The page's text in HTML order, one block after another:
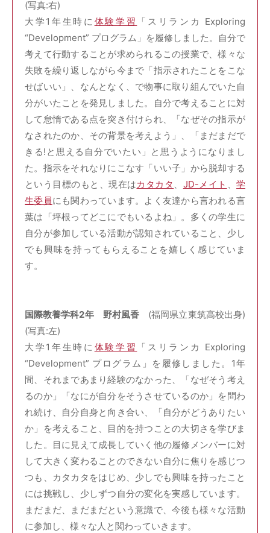
(写真:右)
大学1年生時に 体験学習
「スリランカ Exploring
“Development” プログラム」を履修しました。自分で
考えて行動することが求められるこの授業で、様々な
失敗を繰り返しながら今まで「指示されたことをこな
せばいい」、なんとなく、で物事に取り組んでいた自
分がいたことを発見しました。自分で考えることに対
して怠惰である点を突き付けられ、「なぜその指示が
なされたのか、その背景を考えよう」、「まだまだで
きる!と思える自分でいたい」と思うようになりまし
た。指示をそれなりにこなす「いい子」から脱却する
という目標のもと、現在はカタカタ 、 JD-メイト 、学
生委員にも関わっています。よく友達から言われる言
葉は「坪根ってどこにでもいるよね」。多くの学生に
自分が参加している活動が認知されていること、少し
でも興味を持ってもらえることを嬉しく感じていま
す。
国際教養学科2年 野村風香 (福岡県立東筑高校出身)
(写真:左)
大学1年生時に 体験学習
「スリランカ Exploring
“Development” プログラム」を履修しました。1年
間、それまであまり経験のなかった、「なぜそう考え
るのか」「なにが自分をそうさせているのか」を問わ
れ続け、自分自身と向き合い、「自分がどうありたい
か」を考えること、目的を持つことの大切さを学びま
した。目に見えて成長していく他の履修メンバーに対
して大きく変わることのできない自分に焦りを感じつ
つも、カタカタをはじめ、少しでも興味を持ったこと
には挑戦し、少しずつ自分の変化を実感しています。
まだまだ、まだまだという意識で、今後も様々な活動
に参加し、様々な人と関わっていきます。